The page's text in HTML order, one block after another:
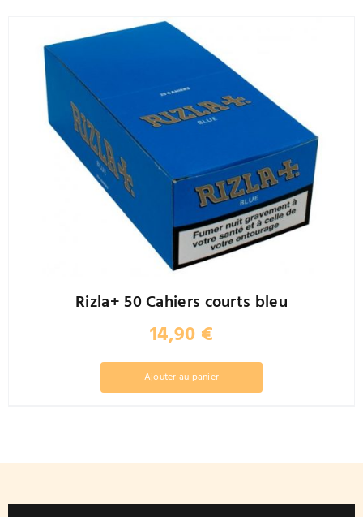
Rizla+ 50 Cahiers courts bleu
14,90 €
Ajouter au panier